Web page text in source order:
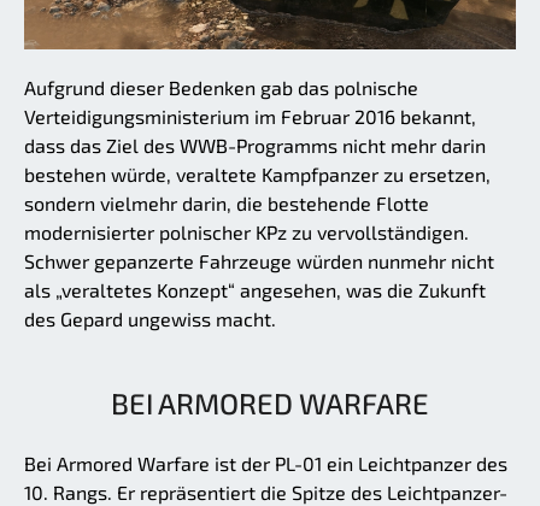
Aufgrund dieser Bedenken gab das polnische
Verteidigungsministerium im Februar 2016 bekannt,
dass das Ziel des WWB-Programms nicht mehr darin
bestehen würde, veraltete Kampfpanzer zu ersetzen,
sondern vielmehr darin, die bestehende Flotte
modernisierter polnischer KPz zu vervollständigen.
Schwer gepanzerte Fahrzeuge würden nunmehr nicht
als „veraltetes Konzept“ angesehen, was die Zukunft
des Gepard ungewiss macht.
BEI ARMORED WARFARE
Bei Armored Warfare ist der PL-01 ein Leichtpanzer des
10. Rangs. Er repräsentiert die Spitze des Leichtpanzer-